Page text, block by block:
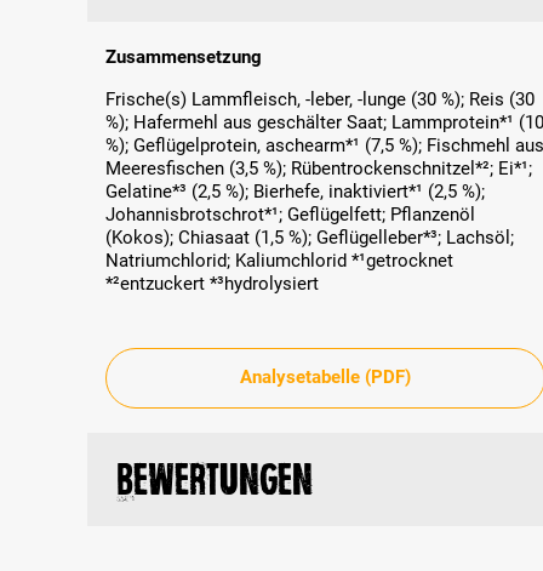
Zusammensetzung
Frische(s) Lammfleisch, -leber, -lunge (30 %); Reis (30
%); Hafermehl aus geschälter Saat; Lammprotein*¹ (10
%); Geflügelprotein, aschearm*¹ (7,5 %); Fischmehl aus
Meeresfischen (3,5 %); Rübentrockenschnitzel*²; Ei*¹;
Gelatine*³ (2,5 %); Bierhefe, inaktiviert*¹ (2,5 %);
Johannisbrotschrot*¹; Geflügelfett; Pflanzenöl
(Kokos); Chiasaat (1,5 %); Geflügelleber*³; Lachsöl;
Natriumchlorid; Kaliumchlorid *¹getrocknet
*²entzuckert *³hydrolysiert
Analysetabelle (PDF)
Bewertungen